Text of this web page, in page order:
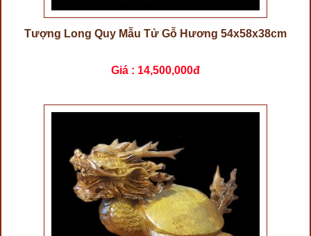
Tượng Long Quy Mẫu Tử Gỗ Hương 54x58x38cm
Giá : 14,500,000đ